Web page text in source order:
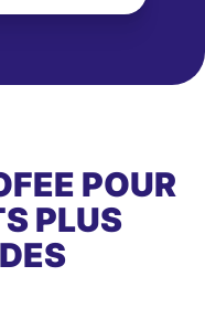
POUR
PLUS